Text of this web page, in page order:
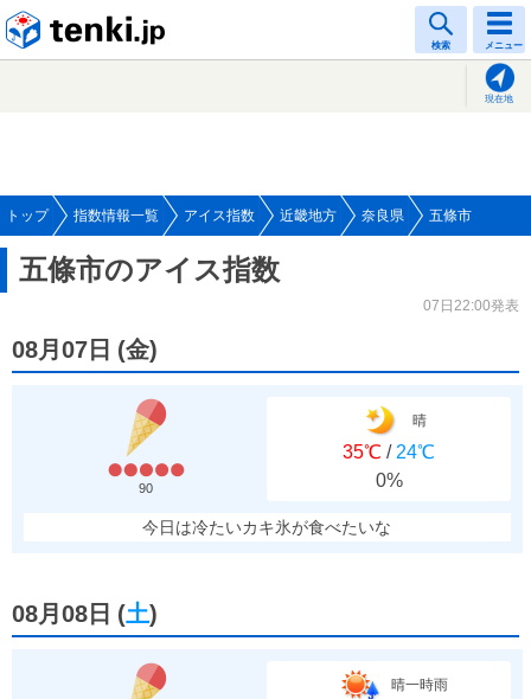
検索 メニュー
現在地
トップ 指数情報一覧 アイス指数 近畿地方 奈良県 五條市
五條市のアイス指数
07日22:00発表
08月07日 (金)
90
晴
35℃ / 24℃
0%
今日は冷たいカキ氷が食べたいな
08月08日 (土)
晴一時雨